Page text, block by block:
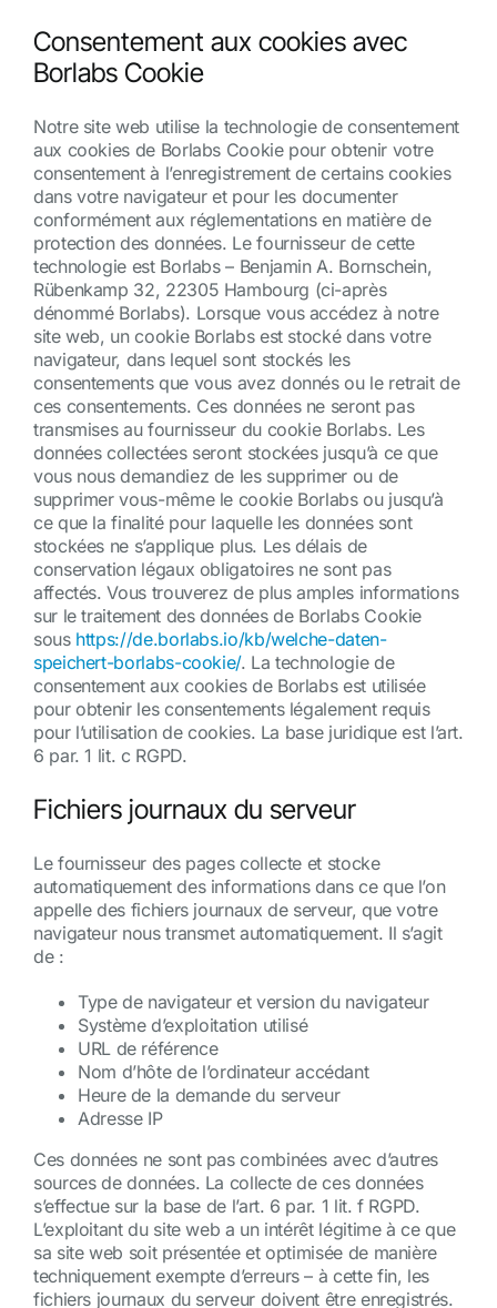
Consentement aux cookies avec
Borlabs Cookie
Notre site web utilise la technologie de consentement
aux cookies de Borlabs Cookie pour obtenir votre
consentement à l’enregistrement de certains cookies
dans votre navigateur et pour les documenter
conformément aux réglementations en matière de
protection des données. Le fournisseur de cette
technologie est Borlabs – Benjamin A. Bornschein,
Rübenkamp 32, 22305 Hambourg (ci-après
dénommé Borlabs). Lorsque vous accédez à notre
site web, un cookie Borlabs est stocké dans votre
navigateur, dans lequel sont stockés les
consentements que vous avez donnés ou le retrait de
ces consentements. Ces données ne seront pas
transmises au fournisseur du cookie Borlabs. Les
données collectées seront stockées jusqu’à ce que
vous nous demandiez de les supprimer ou de
supprimer vous-même le cookie Borlabs ou jusqu’à
ce que la finalité pour laquelle les données sont
stockées ne s’applique plus. Les délais de
conservation légaux obligatoires ne sont pas
affectés. Vous trouverez de plus amples informations
sur le traitement des données de Borlabs Cookie
sous https://de.borlabs.io/kb/welche-daten-
speichert-borlabs-cookie/. La technologie de
consentement aux cookies de Borlabs est utilisée
pour obtenir les consentements légalement requis
pour l’utilisation de cookies. La base juridique est l’art.
6 par. 1 lit. c RGPD.
Fichiers journaux du serveur
Le fournisseur des pages collecte et stocke
automatiquement des informations dans ce que l’on
appelle des fichiers journaux de serveur, que votre
navigateur nous transmet automatiquement. Il s’agit
de :
Type de navigateur et version du navigateur
Système d’exploitation utilisé
URL de référence
Nom d’hôte de l’ordinateur accédant
Heure de la demande du serveur
Adresse IP
Ces données ne sont pas combinées avec d’autres
sources de données. La collecte de ces données
s’effectue sur la base de l’art. 6 par. 1 lit. f RGPD.
L’exploitant du site web a un intérêt légitime à ce que
sa site web soit présentée et optimisée de manière
techniquement exempte d’erreurs – à cette fin, les
fichiers journaux du serveur doivent être enregistrés.